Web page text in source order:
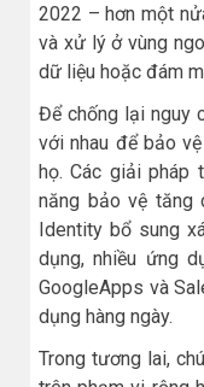
2022 – hơn một
và xử lý ở vùng
dữ liệu hoặc đám
Để chống lại nguy
với nhau để bảo
họ. Các giải pháp
năng bảo vệ tăng
Identity bổ sung
dụng, nhiều ứng
GoogleApps và
dụng hàng ngày.
Trong tương lai,